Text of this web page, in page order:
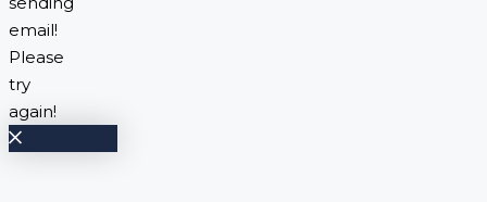
email!
Please
try
again!